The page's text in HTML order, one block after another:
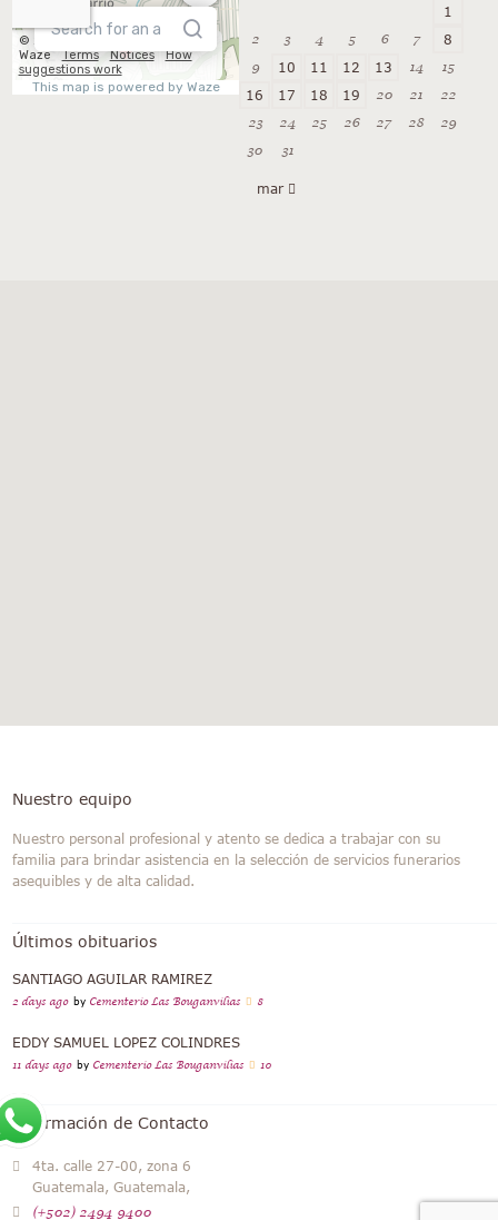
1
2 3 4 5 6 7 8
9 10 11 12 13 14 15
16 17 18 19 20 21
22
23
24 25 26 27 28
29
30
31
mar
Nuestro equipo
Nuestro personal profesional y atento se dedica a trabajar con su
familia para brindar asistencia en la selección de servicios funerarios
asequibles y de alta calidad.
Últimos obituarios
SANTIAGO AGUILAR RAMIREZ
2 days ago by Cementerio Las Bouganvilias 8
EDDY SAMUEL LOPEZ COLINDRES
11 days ago by Cementerio Las Bouganvilias 10
Información de Contacto
4ta. calle 27-00, zona 6
Guatemala, Guatemala,
(+502) 2494 9400